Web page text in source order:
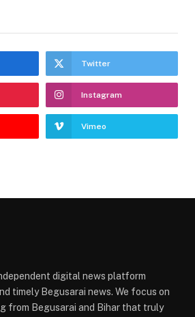
Twitter
Instagram
Vimeo
digital news platform
timely Begusarai news. We focus on
from Begusarai and Bihar that truly